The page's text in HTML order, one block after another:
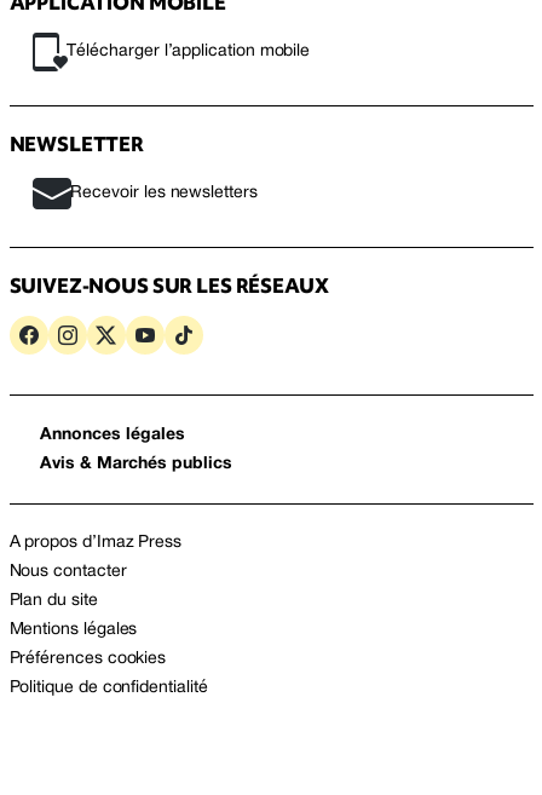
Télécharger l’application mobile
NEWSLETTER
Recevoir les newsletters
SUIVEZ-NOUS SUR LES RÉSEAUX
Annonces légales
Avis & Marchés publics
A propos d’Imaz Press
Nous contacter
Plan du site
Mentions légales
Préférences cookies
Politique de confidentialité